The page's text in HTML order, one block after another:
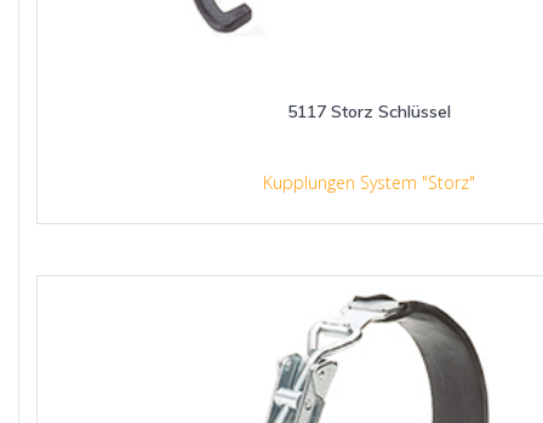
5117 Storz Schlüssel
Kupplungen System "Storz"